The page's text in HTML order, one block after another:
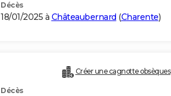
Décès
18/01/2025 à Châteaubernard (Charente)
Créer une cagnotte obsèques
Décès